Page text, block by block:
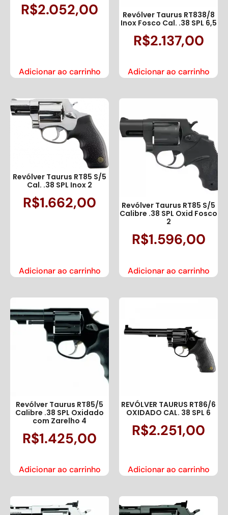
R$2.052,00
Adicionar ao carrinho
Revólver Taurus RT838/8
Inox Fosco Cal. .38 SPL 6,5
R$2.137,00
Adicionar ao carrinho
Revólver Taurus RT85 S/5
Cal. .38 SPL Inox 2
R$1.662,00
Adicionar ao carrinho
Revólver Taurus RT85 S/5
Calibre .38 SPL Oxid Fosco
2
R$1.596,00
Adicionar ao carrinho
Revólver Taurus RT85/5
Calibre .38 SPL Oxidado
com Zarelho 4
R$1.425,00
Adicionar ao carrinho
REVÓLVER TAURUS RT86/6
OXIDADO CAL. 38 SPL 6
R$2.251,00
Adicionar ao carrinho